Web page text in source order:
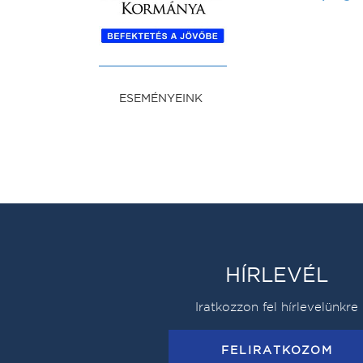
ESEMÉNYEINK
HÍRLEVÉL
Iratkozzon fel hírlevelünkre
FELIRATKOZOM